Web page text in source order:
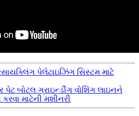
પેલેટાઇઝિંગ સિસ્ટમ માટે
પેટ બોટલ ગ્રાઇન્ડીંગ વોશિંગ લાઇનને
માટેની મશીનરી